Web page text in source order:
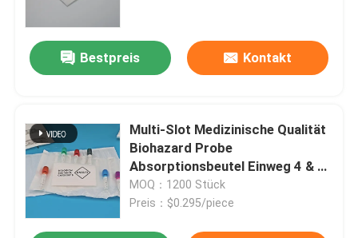
Bestpreis Kontakt
Multi-Slot Medizinische Qualität
Biohazard Probe
Absorptionsbeutel Einweg 4 & 7
Schlitz Tasche für Blut & Urin
Sammlung Röhren
MOQ：1200 Stück
Preis：$0.295/piece